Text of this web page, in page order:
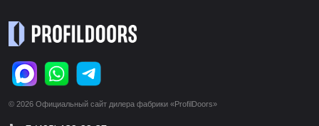
© 2026 Официальный сайт дилера фабрики «ProfilDoors»